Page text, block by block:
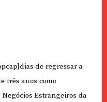
de regressar a
três anos como
Estrangeiros da